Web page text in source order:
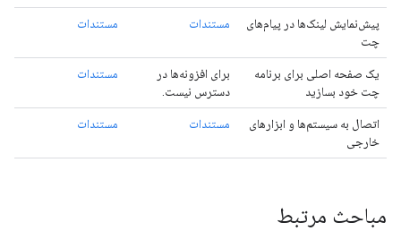
پیش‌نمایش لینک‌ها در پیام‌های
چت
مستندات مستندات
یک صفحه اصلی برای برنامه
چت خود بسازید
برای افزونه‌ها در
دسترس نیست.
مستندات
اتصال به سیستم‌ها و ابزارهای
خارجی
مستندات مستندات
مباحث مرتبط